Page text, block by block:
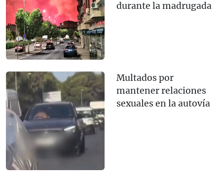
durante la madrugada
Multados por
mantener relaciones
sexuales en la autovía